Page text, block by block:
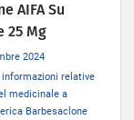
AIFA Su
25 Mg
2024
relative
medicinale a
Barbesaclone